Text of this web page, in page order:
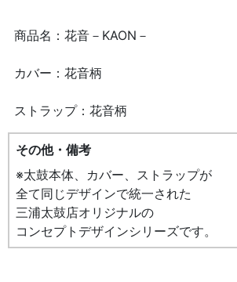
商品名： 花音－KAON－
カバー： 花音柄
ストラップ： 花音柄
その他・備考
※太鼓本体、カバー、ストラップが
全て同じデザインで統一された
三浦太鼓店オリジナルの
コンセプトデザインシリーズです。